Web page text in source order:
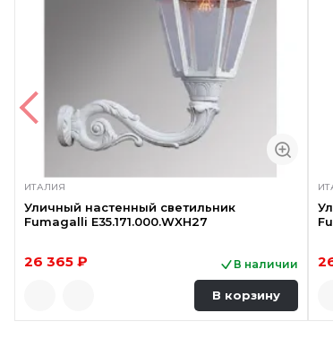
ИТАЛИЯ
Уличный настенный светильник
Fumagalli E35.171.000.WXH27
26 365 ₽ В наличии
В корзину